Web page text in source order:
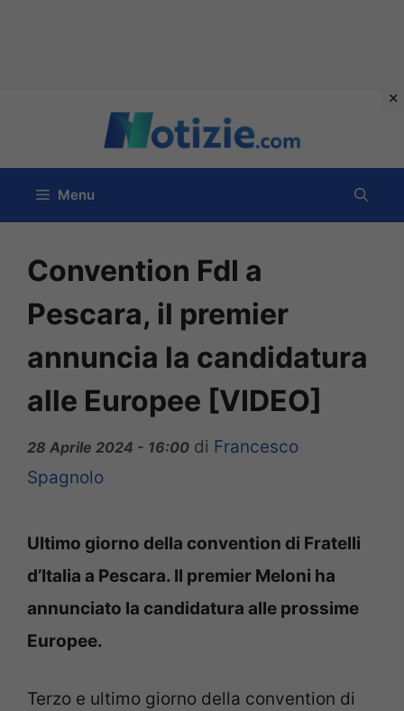
contenuto
Menu
Convention FdI a
Pescara, il premier
annuncia la candidatura
alle Europee [VIDEO]
28 Aprile 2024 - 16:00 di Francesco
Spagnolo
Ultimo giorno della convention di Fratelli
d’Italia a Pescara. Il premier Meloni ha
annunciato la candidatura alle prossime
Europee.
Terzo e ultimo giorno della convention di